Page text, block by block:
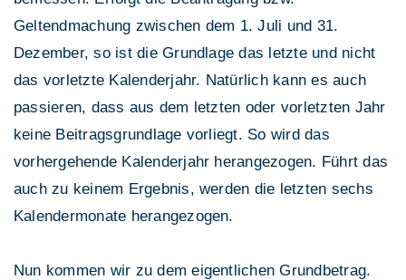
Geltendmachung zwischen dem 1. Juli und 31.
Dezember, so ist die Grundlage das letzte und nicht
das vorletzte Kalenderjahr. Natürlich kann es auch
passieren, dass aus dem letzten oder vorletzten Jahr
keine Beitragsgrundlage vorliegt. So wird das
vorhergehende Kalenderjahr herangezogen. Führt das
auch zu keinem Ergebnis, werden die letzten sechs
Kalendermonate herangezogen.
Nun kommen wir zu dem eigentlichen Grundbetrag.